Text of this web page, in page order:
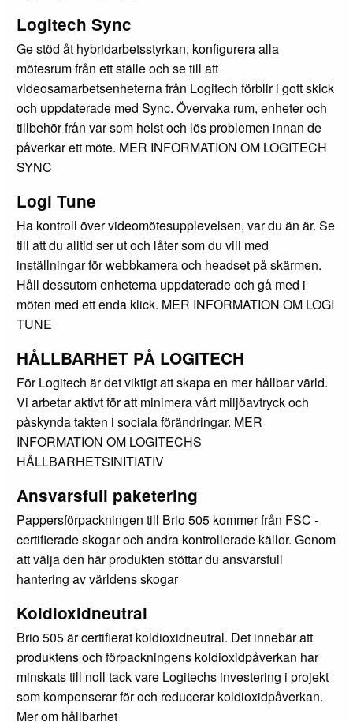
Logitech Sync
Ge stöd åt hybridarbetsstyrkan, konfigurera alla
mötesrum från ett ställe och se till att
videosamarbetsenheterna från Logitech förblir i gott skick
och uppdaterade med Sync. Övervaka rum, enheter och
tillbehör från var som helst och lös problemen innan de
påverkar ett möte. MER INFORMATION OM LOGITECH
SYNC
Logi Tune
Ha kontroll över videomötesupplevelsen, var du än är. Se
till att du alltid ser ut och låter som du vill med
inställningar för webbkamera och headset på skärmen.
Håll dessutom enheterna uppdaterade och gå med i
möten med ett enda klick. MER INFORMATION OM LOGI
TUNE
HÅLLBARHET PÅ LOGITECH
För Logitech är det viktigt att skapa en mer hållbar värld.
Vi arbetar aktivt för att minimera vårt miljöavtryck och
påskynda takten i sociala förändringar. MER
INFORMATION OM LOGITECHS
HÅLLBARHETSINITIATIV
Ansvarsfull paketering
Pappersförpackningen till Brio 505 kommer från FSC -
certifierade skogar och andra kontrollerade källor. Genom
att välja den här produkten stöttar du ansvarsfull
hantering av världens skogar
Koldioxidneutral
Brio 505 är certifierat koldioxidneutral. Det innebär att
produktens och förpackningens koldioxidpåverkan har
minskats till noll tack vare Logitechs investering i projekt
som kompenserar för och reducerar koldioxidpåverkan.
Mer om hållbarhet